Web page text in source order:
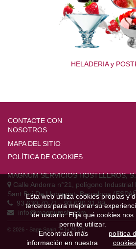
HELADERIA y
CONTACTE CON
NOSOTROS
MAPA DEL SITIO
POLÍTICA DE COOKIES
MAGNUM SERVICIOS HOSTELEROS,
Calle Andorra n°21, polígono Industrial
Sant Boi De Llobregat-Barcelona
93 630 70 71 · 93 630 31 89
info@magnumsh.com
© 2026 - Sage Spain ™ (v.20.27)
Esta web utiliza cookies propias y
terceros para mejorar su
de usuario. Elija qué cookies nos
permite utilizar.
Encontrará más
información en nuestra
política
cookies